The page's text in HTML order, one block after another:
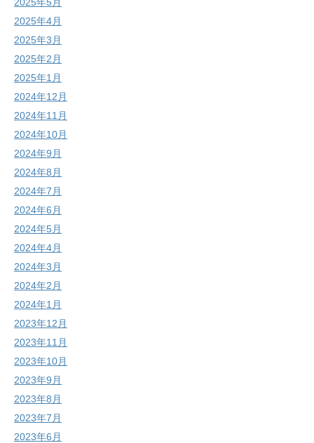
2025年4月
2025年3月
2025年2月
2025年1月
2024年12月
2024年11月
2024年10月
2024年9月
2024年8月
2024年7月
2024年6月
2024年5月
2024年4月
2024年3月
2024年2月
2024年1月
2023年12月
2023年11月
2023年10月
2023年9月
2023年8月
2023年7月
2023年6月